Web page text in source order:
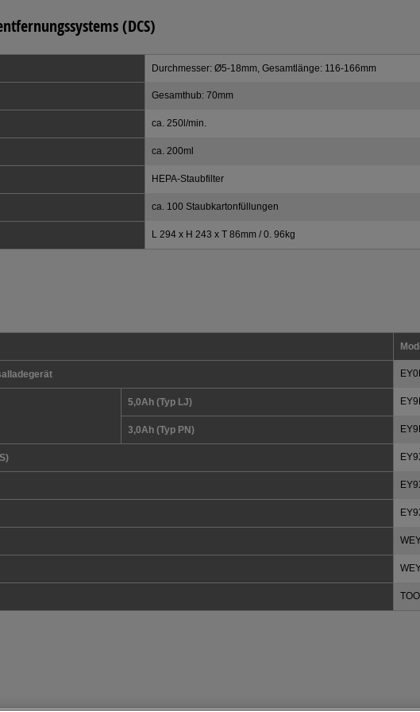
(DCS)
Durchmesser: Ø5-18mm, Gesamtlänge: 116-166mm
Gesamthub: 70mm
ca. 250l/min.
ca. 200ml
HEPA-Staubfilter
ca. 100 Staubkartonfüllungen
L 294 x H 243 x T 86mm / 0. 96kg
5,0Ah (Typ LJ)
3,0Ah (Typ PN)